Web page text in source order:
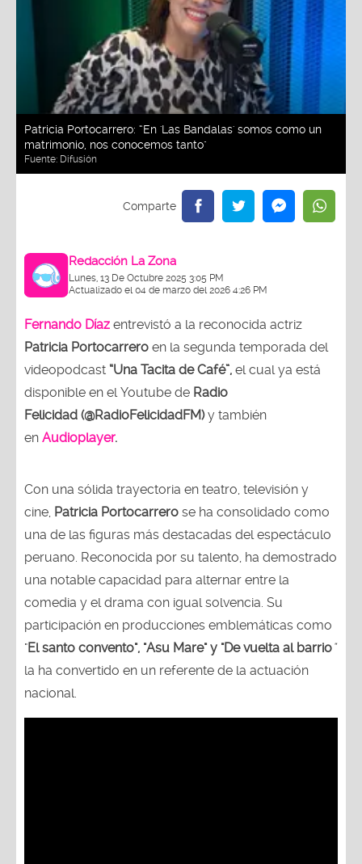
Patricia Portocarrero: “En 'Las Bandalas' somos como un
matrimonio, nos conocemos tanto"
Fuente: Difusión
Redacción La Zona
Lunes, 13 De Octubre 2025 3:05 PM
Actualizado el 04 de marzo del 2026 4:26 PM
Fernando Díaz entrevistó a la reconocida actriz
Patricia Portocarrero en la segunda temporada del
videopodcast “Una Tacita de Café”, el cual ya está
disponible en el Youtube de Radio
Felicidad (@RadioFelicidadFM)y también
en Audioplayer.
Con una sólida trayectoria en teatro, televisión y
cine, Patricia Portocarrero se ha consolidado como
una de las figuras más destacadas del espectáculo
peruano. Reconocida por su talento, ha demostrado
una notable capacidad para alternar entre la
comedia y el drama con igual solvencia. Su
participación en producciones emblemáticas como
"El santo convento", "Asu Mare" y "De vuelta al barrio"
la ha convertido en un referente de la actuación
nacional.